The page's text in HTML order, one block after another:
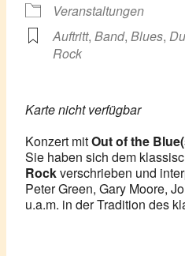
Veranstaltungen
Auftritt, Band, Blues,
Rock
Karte nicht verfügbar
Konzert mitOut of the
Sie haben sich dem
Rockverschrieben und
Peter Green, Gary Moore,
u.a.m. in der Tradition des